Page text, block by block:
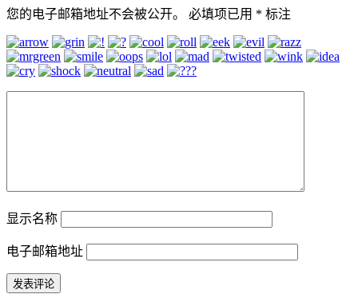
您的电子邮箱地址不会被公开。 必填项已用 * 标注
显示名称
电子邮箱地址